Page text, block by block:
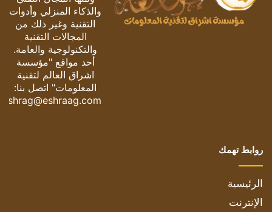
والذكاء المنزلي وأدوات
التقنية وغير ذلك من
المجالات التقنية
والتكنولوجية والعامة.
أحد مواقع "مؤسسة
اشراق العالم لتقنية
المعلومات" اتصل بنا:
eshrag@eshraag.com
روابط تهمك
الرئيسية
الإنترنت